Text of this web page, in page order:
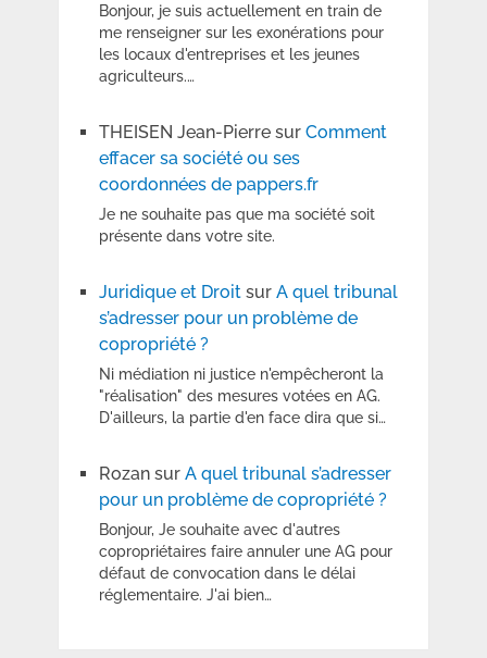
Bonjour, je suis actuellement en train de
me renseigner sur les exonérations pour
les locaux d'entreprises et les jeunes
agriculteurs.…
THEISEN Jean-Pierresur Comment
effacer sa société ou ses
coordonnées de pappers.fr
Je ne souhaite pas que ma société soit
présente dans votre site.
Juridique et Droitsur A quel tribunal
s’adresser pour un problème de
copropriété ?
Ni médiation ni justice n'empêcheront la
"réalisation" des mesures votées en AG.
D'ailleurs, la partie d'en face dira que si…
Rozansur A quel tribunal s’adresser
pour un problème de copropriété ?
Bonjour, Je souhaite avec d'autres
copropriétaires faire annuler une AG pour
défaut de convocation dans le délai
réglementaire. J'ai bien…